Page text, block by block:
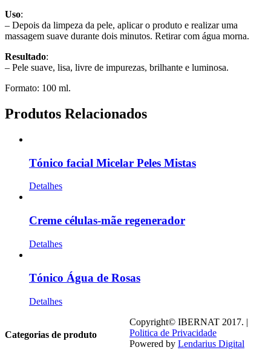
Uso:
– Depois da limpeza da pele, aplicar o produto e realizar uma
massagem suave durante dois minutos. Retirar com água morna.
Resultado:
– Pele suave, lisa, livre de impurezas, brilhante e luminosa.
Formato: 100 ml.
Produtos Relacionados
Tónico facial Micelar Peles Mistas
Detalhes
Creme células-mãe regenerador
Detalhes
Tónico Água de Rosas
Detalhes
Categorias de produto
Copyright© IBERNAT 2017. |
Politica de Privacidade
Powered by Lendarius Digital